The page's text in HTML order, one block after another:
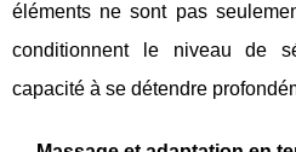
éléments ne sont pas
conditionnent le niveau de
capacité à se détendre